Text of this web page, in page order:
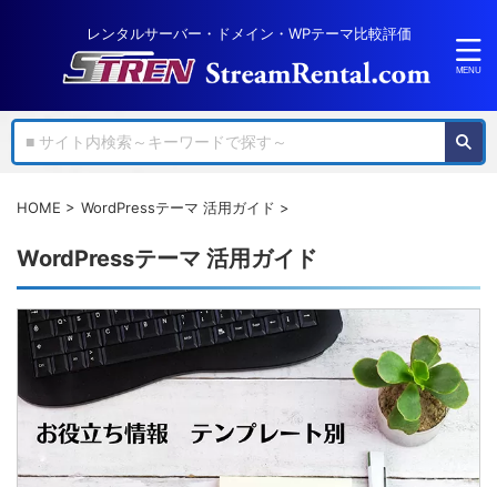
レンタルサーバー・ドメイン・WPテーマ比較評価
HOME > WordPressテーマ 活用ガイド >
WordPressテーマ 活用ガイド